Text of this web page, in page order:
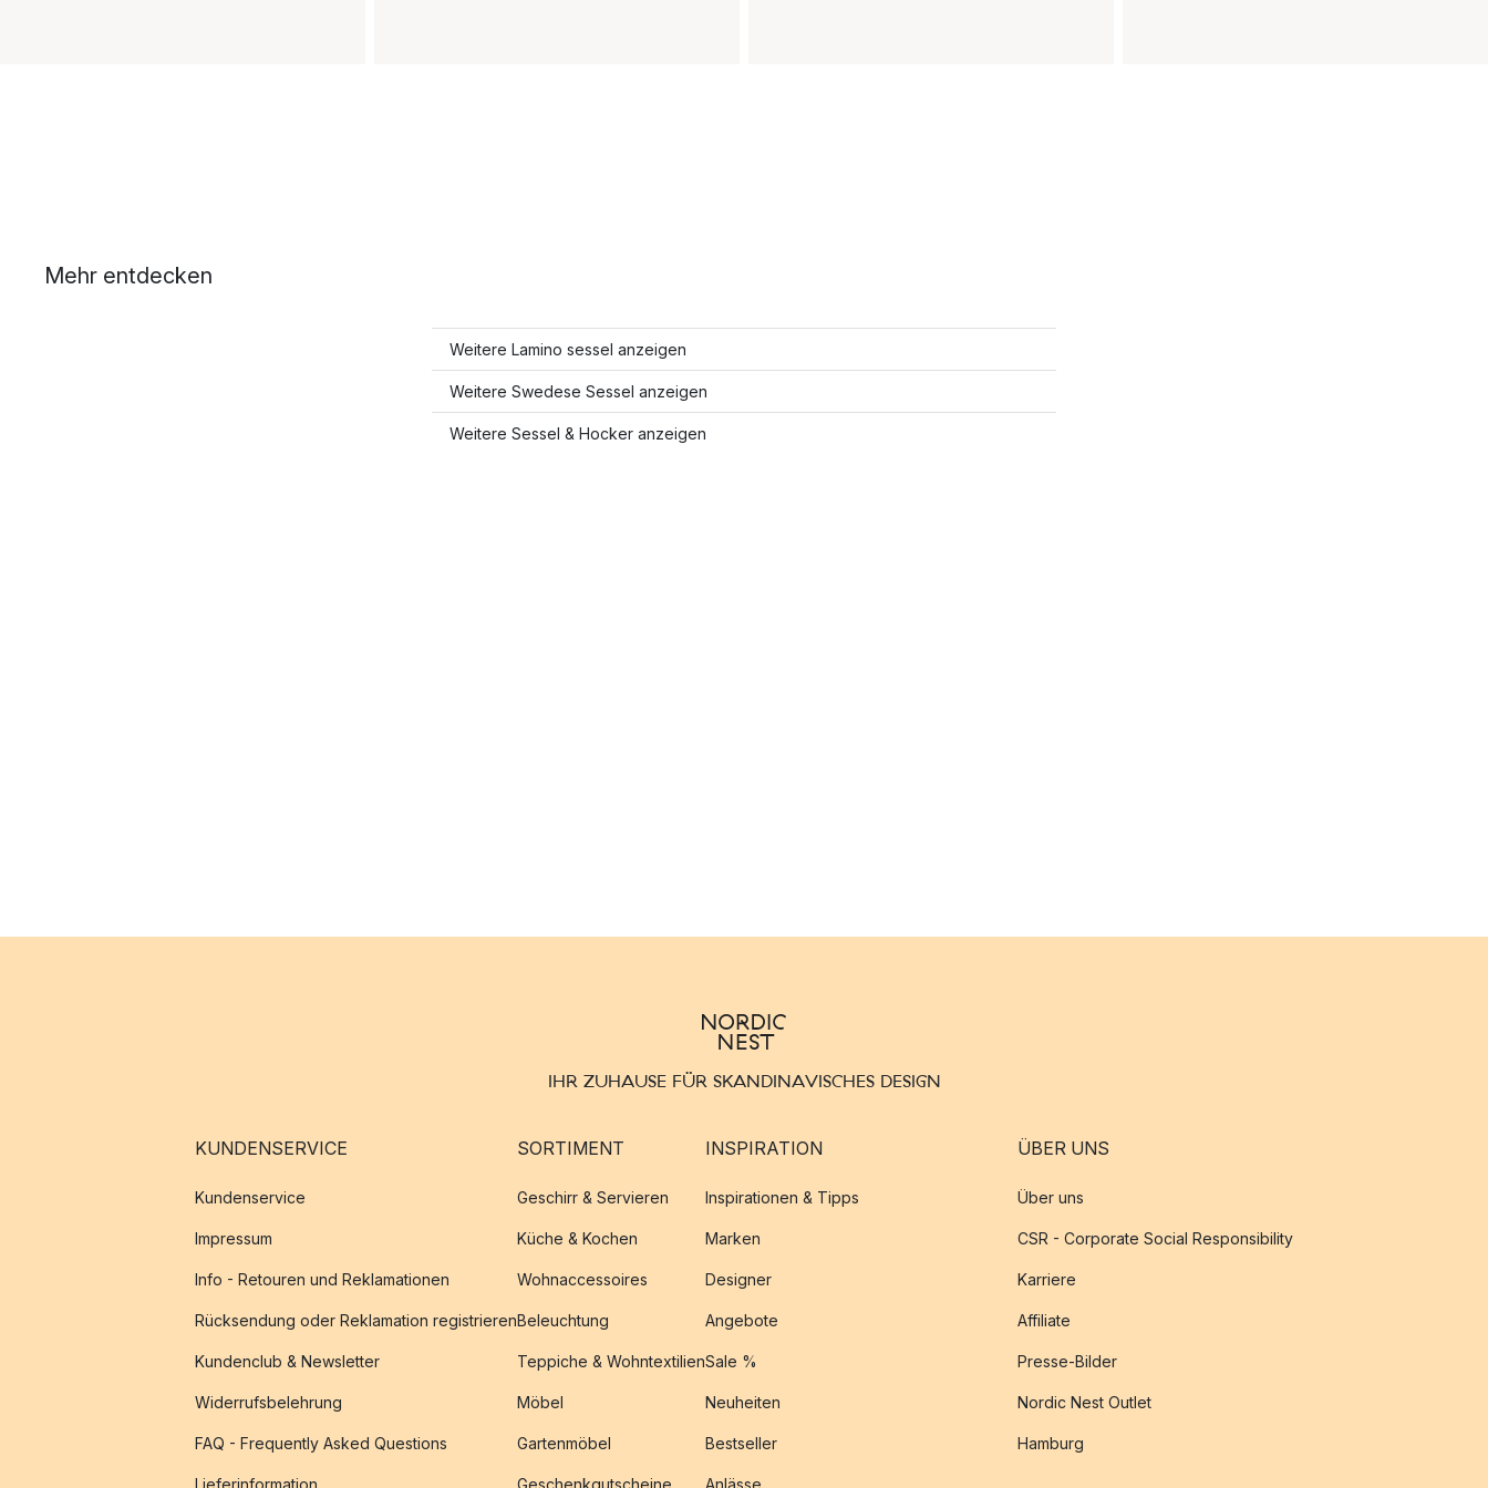
Mehr entdecken
Weitere Lamino sessel anzeigen
Weitere Swedese Sessel anzeigen
Weitere Sessel & Hocker anzeigen
IHR ZUHAUSE FÜR SKANDINAVISCHES DESIGN
KUNDENSERVICE
Kundenservice
Impressum
Info - Retouren und Reklamationen
Rücksendung oder Reklamation registrieren
Kundenclub & Newsletter
Widerrufsbelehrung
FAQ - Frequently Asked Questions
Lieferinformation
SORTIMENT
Geschirr & Servieren
Küche & Kochen
Wohnaccessoires
Beleuchtung
Teppiche & Wohntextilien
Möbel
Gartenmöbel
Geschenkgutscheine
INSPIRATION
Inspirationen & Tipps
Marken
Designer
Angebote
Sale %
Neuheiten
Bestseller
Anlässe
ÜBER UNS
Über uns
CSR - Corporate Social Responsibility
Karriere
Affiliate
Presse-Bilder
Nordic Nest Outlet
Hamburg